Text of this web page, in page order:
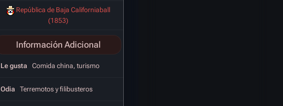
República de Baja Californiaball
(1853)
Información Adicional
Le gusta Comida china, turismo
Odia Terremotos y filibusteros